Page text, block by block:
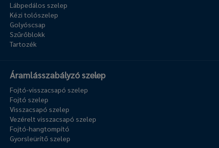
Lábpedálos szelep
Kézi tolószelep
Golyóscsap
Szűrőblokk
Tartozék
Áramlásszabályzó szelep
Fojtó-visszacsapó szelep
Fojtó szelep
Visszacsapó szelep
Vezérelt visszacsapó szelep
Fojtó-hangtompító
Gyorsleürítő szelep